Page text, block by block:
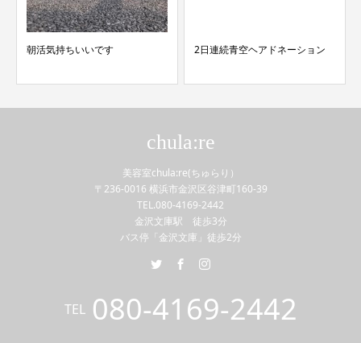
朝活気持ちいいです 2日連続青空ヘアドネーション
chula:re
美容室chula:re(ちゅらり）
〒236-0016 横浜市金沢区谷津町160-39
TEL.080-4169-2442
金沢文庫駅 徒歩3分
バス停「金沢文庫」徒歩2分
TEL 080-4169-2442